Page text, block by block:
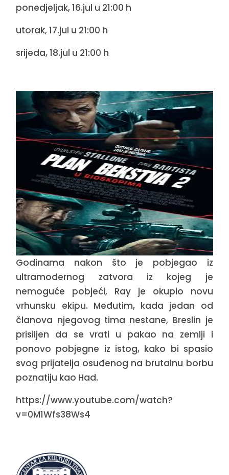
ponedjeljak, 16.jul u 21:00 h
utorak, 17.jul u 21:00 h
srijeda, 18.jul u 21:00 h
Godinama nakon što je pobjegao iz
ultramodernog zatvora iz kojeg je
nemoguće pobjeći, Ray je okupio novu
vrhunsku ekipu. Međutim, kada jedan od
članova njegovog tima nestane, Breslin je
prisiljen da se vrati u pakao na zemlji i
ponovo pobjegne iz istog, kako bi spasio
svog prijatelja osuđenog na brutalnu borbu
poznatiju kao Had.
https://www.youtube.com/watch?
v=0M1Wfs38Ws4